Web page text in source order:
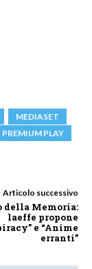
MEDIASET
PREMIUM PLAY
Articolo successivo
della Memoria:
laeffe propone
e “Anime
erranti”